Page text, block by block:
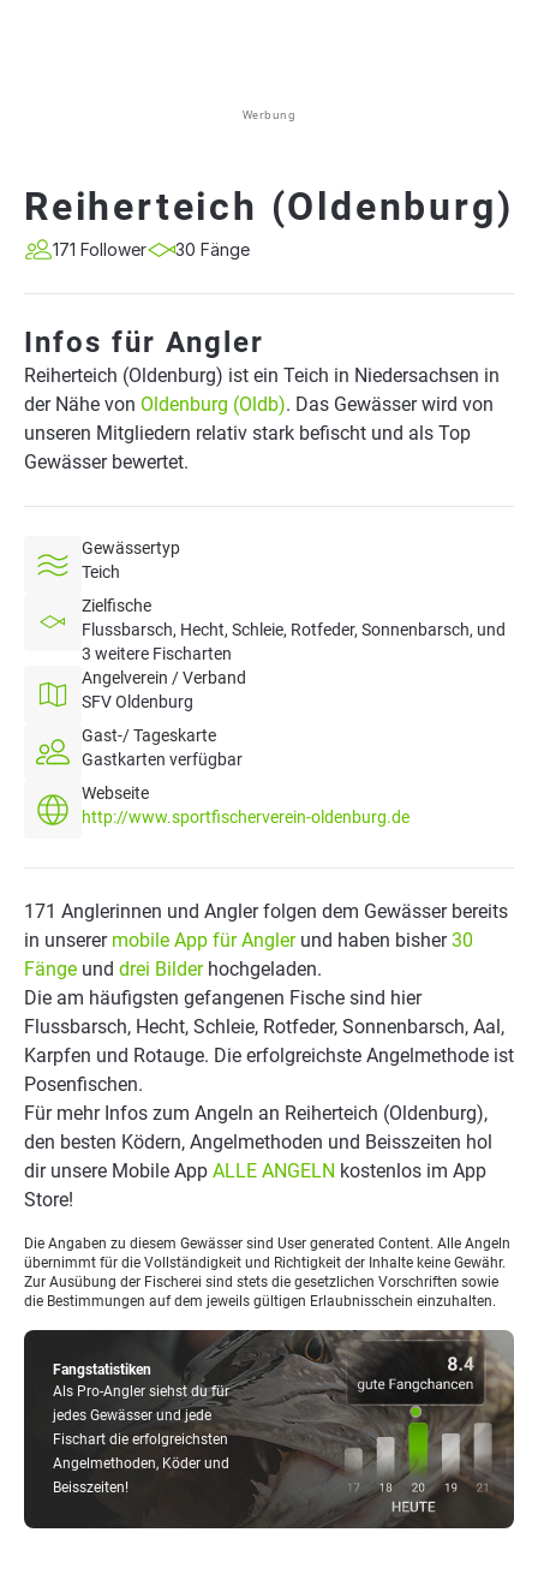
Werbung
Reiherteich (Oldenburg)
171 Follower 30 Fänge
Infos für Angler
Reiherteich (Oldenburg) ist ein Teich in Niedersachsen in
der Nähe von Oldenburg (Oldb). Das Gewässer wird von
unseren Mitgliedern relativ stark befischt und als Top
Gewässer bewertet.
Gewässertyp
Teich
Zielfische
Flussbarsch, Hecht, Schleie, Rotfeder, Sonnenbarsch, und
3 weitere Fischarten
Angelverein / Verband
SFV Oldenburg
Gast-/ Tageskarte
Gastkarten verfügbar
Webseite
http://www.sportfischerverein-oldenburg.de
Fangstatistiken
Als Pro-Angler siehst du für
jedes Gewässer und jede
Fischart die erfolgreichsten
Angelmethoden, Köder und
Beisszeiten!
171 Anglerinnen und Angler folgen dem Gewässer bereits
in unserer mobile App für Anglerund haben bisher30
Fänge und drei Bilderhochgeladen.
Die am häufigsten gefangenen Fische sind hier
Flussbarsch, Hecht, Schleie, Rotfeder, Sonnenbarsch, Aal,
Karpfen und Rotauge. Die erfolgreichste Angelmethode ist
Posenfischen.
Für mehr Infos zum Angeln an Reiherteich (Oldenburg),
den besten Ködern, Angelmethoden und Beisszeiten hol
dir unsere Mobile App ALLE ANGELN kostenlos im App
Store!
Die Angaben zu diesem Gewässer sind User generated Content. Alle Angeln
übernimmt für die Vollständigkeit und Richtigkeit der Inhalte keine Gewähr.
Zur Ausübung der Fischerei sind stets die gesetzlichen Vorschriften sowie
die Bestimmungen auf dem jeweils gültigen Erlaubnisschein einzuhalten.